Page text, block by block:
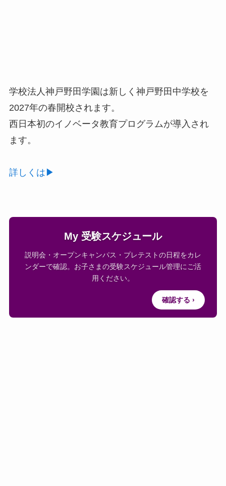
学校法人神戸野田学園は新しく神戸野田中学校を
2027年の春開校されます。
西日本初のイノベータ教育プログラムが導入され
ます。
詳しくは▶︎
My 受験スケジュール
説明会・オープンキャンパス・プレテストの日程をカレ
ンダーで確認。お子さまの受験スケジュール管理にご活
用ください。
確認する ›